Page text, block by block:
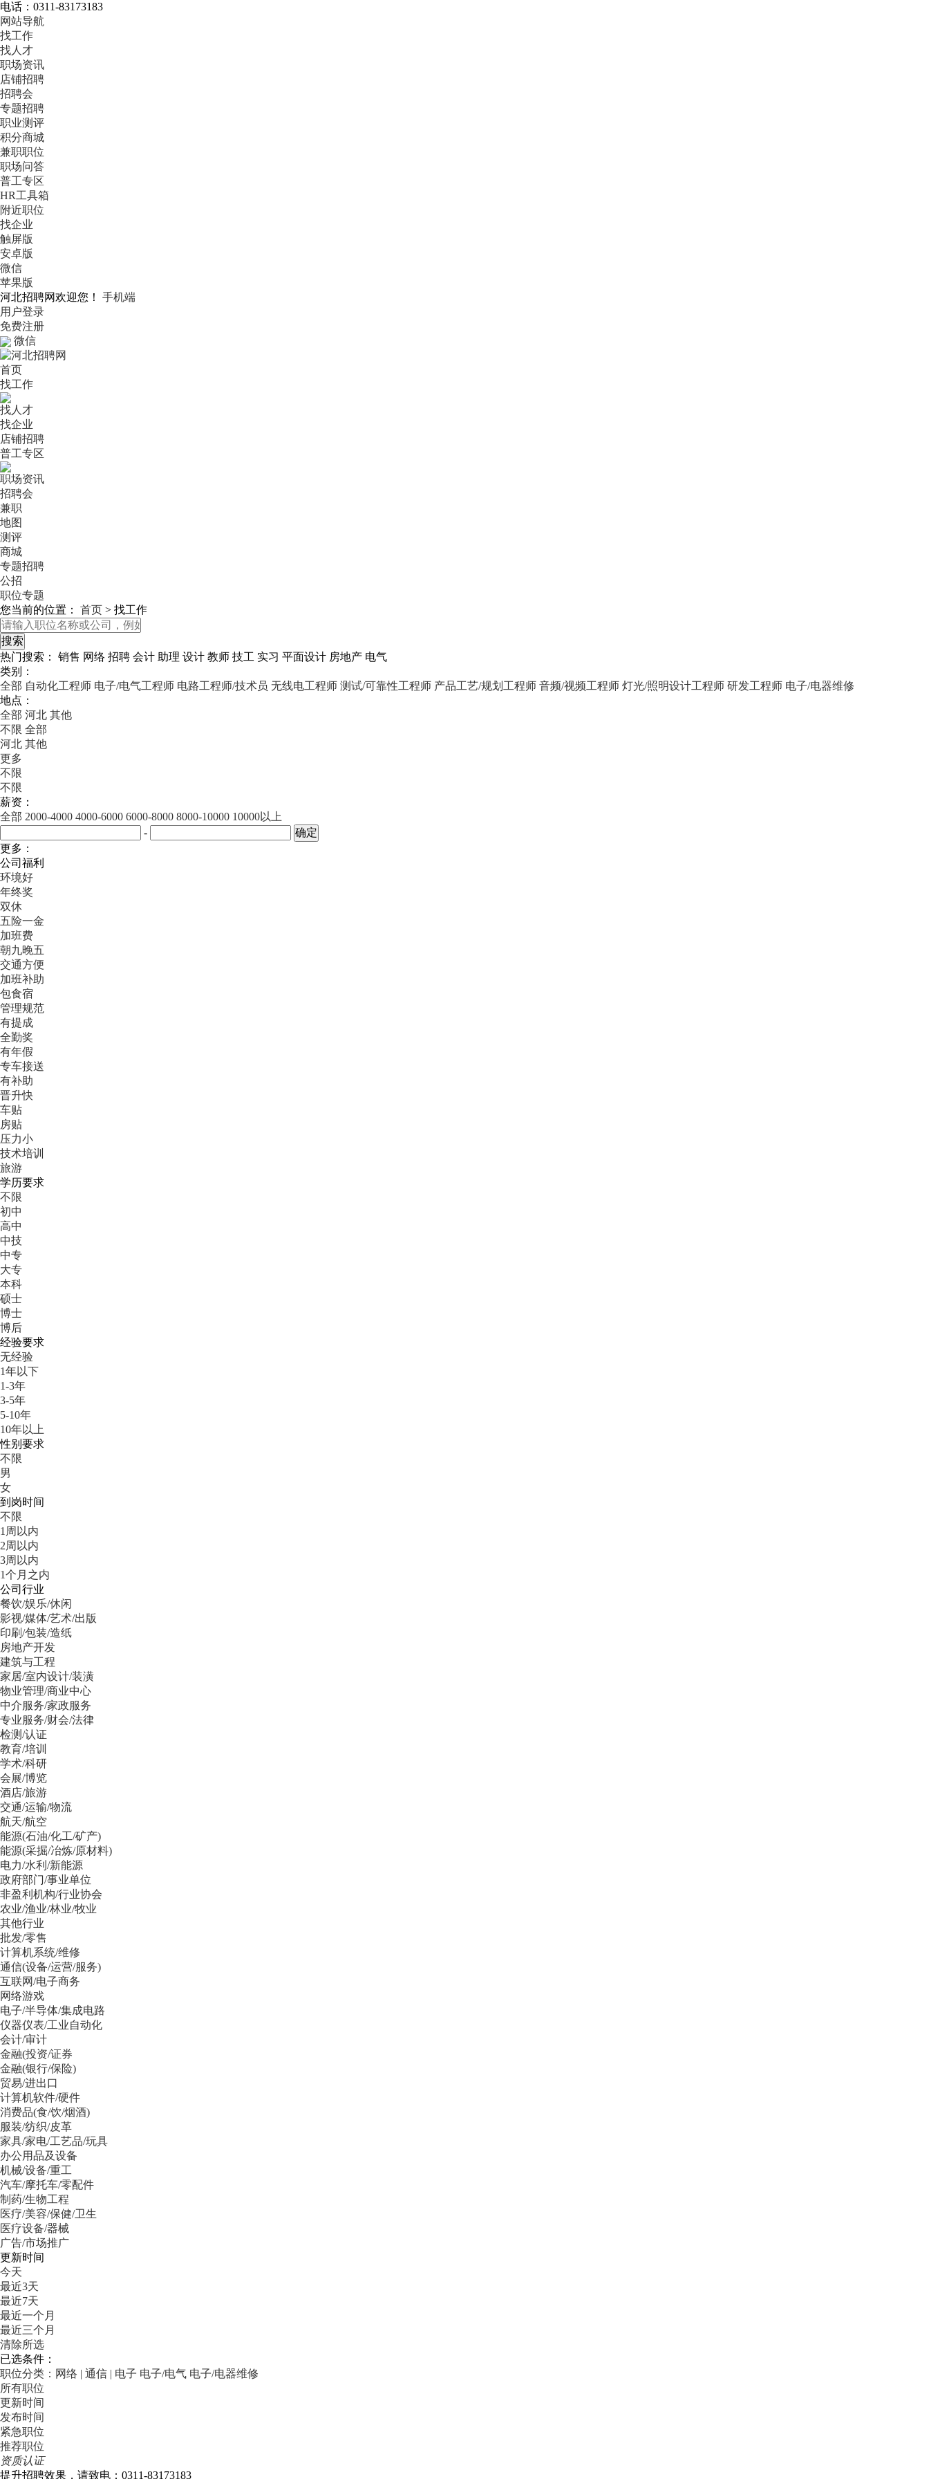
电话：0311-83173183
网站导航
找工作
找人才
职场资讯
店铺招聘
招聘会
专题招聘
职业测评
积分商城
兼职职位
职场问答
普工专区
HR工具箱
附近职位
找企业
触屏版
安卓版
微信
苹果版
河北招聘网欢迎您！
手机端
用户登录
免费注册
微信
首页
找工作
找人才
找企业
店铺招聘
普工专区
职场资讯
招聘会
兼职
地图
测评
商城
专题招聘
公招
职位专题
您当前的位置： 首页 > 找工作
热门搜索： 销售 网络 招聘 会计 助理 设计 教师 技工 实习 平面设计 房地产 电气
类别：
全部 自动化工程师 电子/电气工程师 电路工程师/技术员 无线电工程师 测试/可靠性工程师 产品工艺/规划工程师 音频/视频工程师 灯光/照明设计工程师 研发工程师 电子/电器维修
地点：
全部 河北 其他
不限 全部
河北 其他
更多
不限
不限
薪资：
全部 2000-4000 4000-6000 6000-8000 8000-10000 10000以上
-
更多：
公司福利
环境好
年终奖
双休
五险一金
加班费
朝九晚五
交通方便
加班补助
包食宿
管理规范
有提成
全勤奖
有年假
专车接送
有补助
晋升快
车贴
房贴
压力小
技术培训
旅游
学历要求
不限
初中
高中
中技
中专
大专
本科
硕士
博士
博后
经验要求
无经验
1年以下
1-3年
3-5年
5-10年
10年以上
性别要求
不限
男
女
到岗时间
不限
1周以内
2周以内
3周以内
1个月之内
公司行业
餐饮/娱乐/休闲
影视/媒体/艺术/出版
印刷/包装/造纸
房地产开发
建筑与工程
家居/室内设计/装潢
物业管理/商业中心
中介服务/家政服务
专业服务/财会/法律
检测/认证
教育/培训
学术/科研
会展/博览
酒店/旅游
交通/运输/物流
航天/航空
能源(石油/化工/矿产)
能源(采掘/冶炼/原材料)
电力/水利/新能源
政府部门/事业单位
非盈利机构/行业协会
农业/渔业/林业/牧业
其他行业
批发/零售
计算机系统/维修
通信(设备/运营/服务)
互联网/电子商务
网络游戏
电子/半导体/集成电路
仪器仪表/工业自动化
会计/审计
金融(投资/证券
金融(银行/保险)
贸易/进出口
计算机软件/硬件
消费品(食/饮/烟酒)
服装/纺织/皮革
家具/家电/工艺品/玩具
办公用品及设备
机械/设备/重工
汽车/摩托车/零配件
制药/生物工程
医疗/美容/保健/卫生
医疗设备/器械
广告/市场推广
更新时间
今天
最近3天
最近7天
最近一个月
最近三个月
清除所选
已选条件：
职位分类：网络 | 通信 | 电子 电子/电气 电子/电器维修
所有职位
更新时间
发布时间
紧急职位
推荐职位
资质认证
提升招聘效果，请致电：0311-83173183